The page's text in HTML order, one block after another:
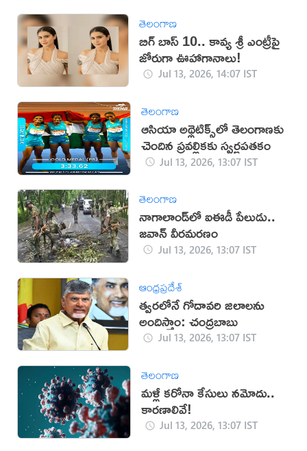
తెలంగాణ
బిగ్ బాస్ 10.. కావ్య శ్రీ ఎంట్రీపై
జోరుగా ఊహాగానాలు!
Jul 13, 2026, 14:07 IST
తెలంగాణ
ఆసియా అథ్లెటిక్స్‌లో తెలంగాణకు
చెందిన ప్రవల్లికకు స్వర్ణపతకం
Jul 13, 2026, 13:07 IST
తెలంగాణ
నాగాలాండ్‌లో ఐఈడీ పేలుడు..
జవాన్ వీరమరణం
Jul 13, 2026, 13:07 IST
ఆంధ్రప్రదేశ్
త్వరలోనే గోదావరి జిలాలను
అందిస్తాం: చంద్రబాబు
Jul 13, 2026, 13:07 IST
తెలంగాణ
మళ్లీ కరోనా కేసులు నమోదు..
కారణాలివే!
Jul 13, 2026, 13:07 IST